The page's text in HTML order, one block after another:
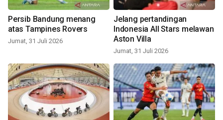
Persib Bandung menang
atas Tampines Rovers
Jumat, 31 Juli 2026
Jelang pertandingan
Indonesia All Stars melawan
Aston Villa
Jumat, 31 Juli 2026